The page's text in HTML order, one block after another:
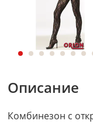
Описание
Комбинезон с